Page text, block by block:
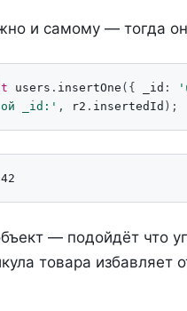
и самому — тогда
users . insertOne ({ _id :
_id:' , r2 . insertedId );
— подойдёт что
товара избавляет